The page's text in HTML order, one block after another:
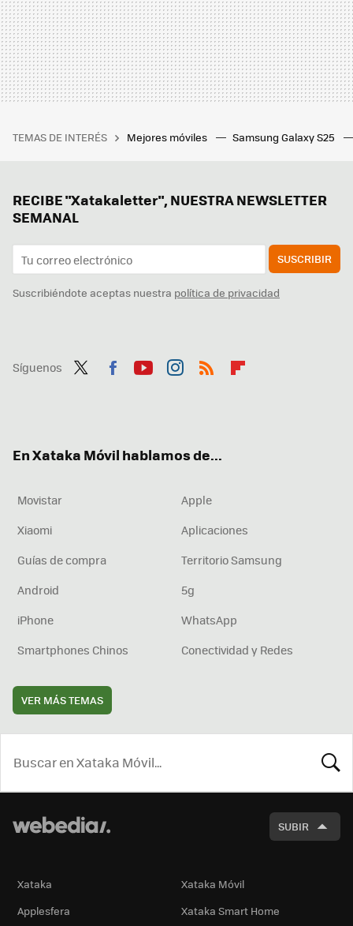
TEMAS DE INTERÉS Mejores móviles Samsung Galaxy S25
RECIBE "Xatakaletter", NUESTRA NEWSLETTER
SEMANAL
SUSCRIBIR
Suscribiéndote aceptas nuestra política de privacidad
Síguenos
En Xataka Móvil hablamos de...
Movistar
Apple
Xiaomi
Aplicaciones
Guías de compra
Territorio Samsung
Android
5g
iPhone
WhatsApp
Smartphones Chinos
Conectividad y Redes
VER MÁS TEMAS
SUBIR
Xataka
Xataka Móvil
Applesfera
Xataka Smart Home